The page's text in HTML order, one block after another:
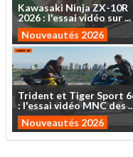
Kawasaki NinjaZX-10R
2026: l'essaividéo sur...
Nouveautés 2026
Trident et TigerSport
: l'essaividéoMNCdes
Nouveautés 2026